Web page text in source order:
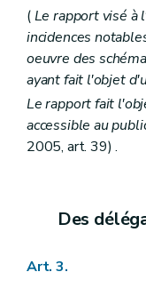
Art. 58
Art. 59
Art. 60
Art. 61
Art. 62
Art. 63
Art. 64
Art. 65
Art. 66
Art. 70
Art. 71
(Le rapport visé à
incidences
oeuvre des
ayant fait l'objet
Le rapport fait
accessible au
2005, art. 39) .
Des
Art. 3.